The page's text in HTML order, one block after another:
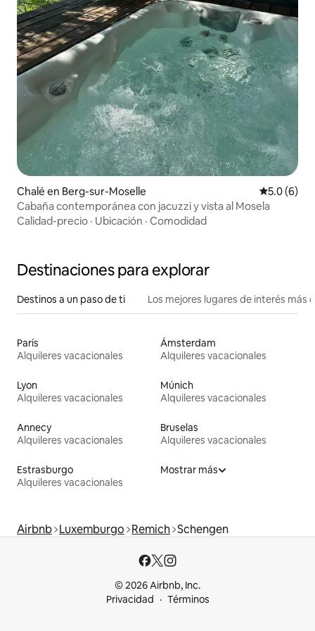
Chalé en Berg-sur-Moselle
5.0 (6)
Cabaña contemporánea con jacuzzi y vista al Mosela
Calidad-precio · Ubicación · Comodidad
Destinaciones para explorar
Destinos a un paso de ti Los mejores lugares de interés más
París
Alquileres vacacionales
Ámsterdam
Alquileres vacacionales
Lyon
Alquileres vacacionales
Múnich
Alquileres vacacionales
Annecy
Alquileres vacacionales
Bruselas
Alquileres vacacionales
Estrasburgo
Alquileres vacacionales
Mostrar más
Airbnb Luxemburgo Remich Schengen
© 2026 Airbnb, Inc.
Privacidad
Términos